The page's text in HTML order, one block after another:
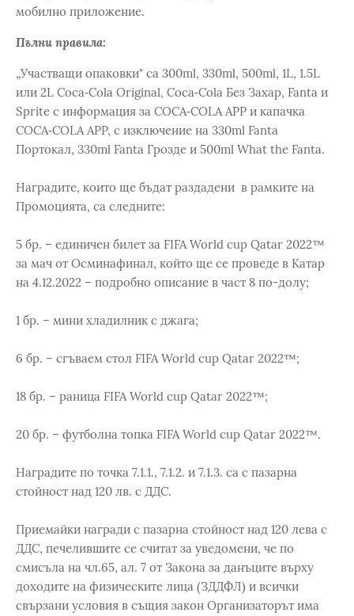
мобилно приложение.
Пълни правила:
„Участващи опаковки" са 300ml, 330ml, 500ml, 1L, 1.5L
или 2L Coca‑Cola Original, Coca‑Cola Без Захар, Fantа и
Sprite с информация за COCA‑COLA APP и капачка
COCA‑COLA APP, с изключение на 330ml Fanta
Портокал, 330ml Fanta Грозде и 500ml What the Fanta.
Наградите, които ще бъдат раздадени в рамките на
Промоцията, са следните:
5 бр. – единичен билет за FIFA World cup Qatar 2022™
за мач от Осминафинал, който ще се проведе в Катар
на 4.12.2022 – подробно описание в част 8 по-долу;
1 бр. – мини хладилник с джага;
6 бр. – сгъваем стол FIFA World cup Qatar 2022™;
18 бр. – раница FIFA World cup Qatar 2022™;
20 бр. – футболна топка FIFA World cup Qatar 2022™.
Наградите по точка 7.1.1., 7.1.2. и 7.1.3. са с пазарна
стойност над 120 лв. с ДДС.
Приемайки награди с пазарна стойност над 120 лева с
ДДС, печелившите се считат за уведомени, че по
смисъла на чл.65, ал. 7 от Закона за данъците върху
доходите на физическите лица (ЗДДФЛ) и всички
свързани условия в същия закон Организаторът има